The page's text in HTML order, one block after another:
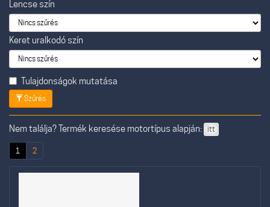
Lencse szín
Keret uralkodó szín
Tulajdonságok mutatása
Szűrés
Nem találja? Termék keresése motortípus alapján: itt
1 (current)
2